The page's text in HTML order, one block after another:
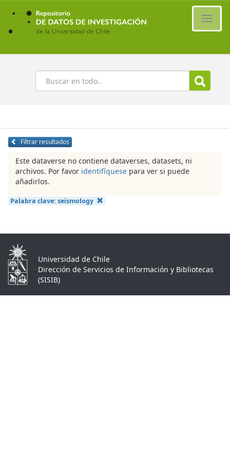
Ir
contenido
principal
Buscar
Filtrar resultados
Este dataverse no contiene dataverses, datasets, ni
archivos. Por favor identifíquese para ver si puede
añadirlos.
Palabra clave: seismology
Universidad de Chile
Dirección de Servicios de Información y Bibliotecas
(SISIB)